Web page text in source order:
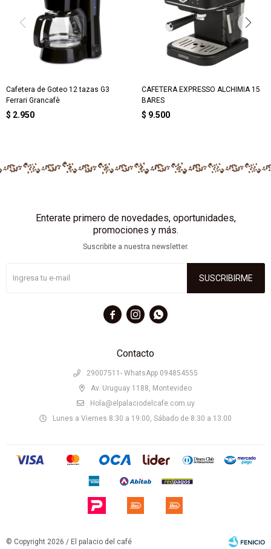
Cafetera de Goteo 12 tazas G3
Ferrari Grancafè
$ 2.950
CAFETERA EXPRESSO ALCHIMIA 15
BARES
$ 9.500
Contacto
29007511- WhatsApp 094854555
Av. Uruguay 1188, Montevideo
Hola@elpalaciodelcafe.com.uy
Lunes a Viernes 8:30 a 19:00, Sábado de 8:30 a 13:00
Enterate primero de novedades, oportunidades,
promociones y más.
Suscribite a nuestra newsletter.
SUSCRIBIRME
  
© Copyright 2026 / El palacio del café